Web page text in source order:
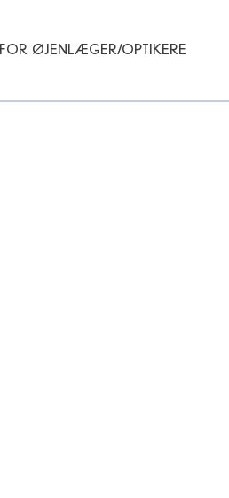
FOR ØJENLÆGER/OPTIKERE